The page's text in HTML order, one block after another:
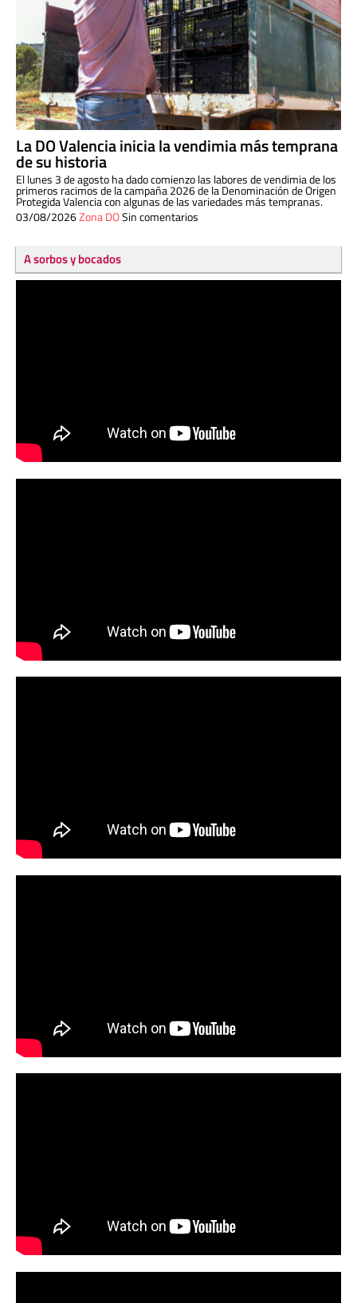
La DO Valencia inicia la vendimia más temprana
de su historia
El lunes 3 de agosto ha dado comienzo las labores de vendimia de los
primeros racimos de la campaña 2026 de la Denominación de Origen
Protegida Valencia con algunas de las variedades más tempranas.
03/08/2026Zona DOSin comentarios
A sorbos y bocados